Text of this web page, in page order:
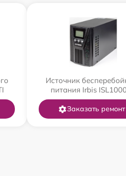
Источник
питания Irbis
Заказать ремонт